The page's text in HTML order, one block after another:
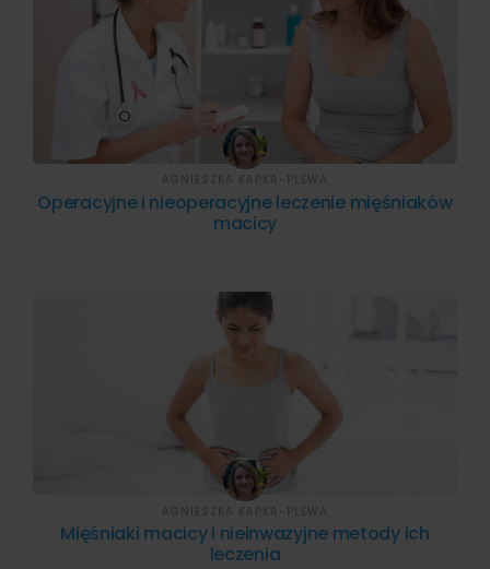
Operacyjne i nieoperacyjne leczenie mięśniaków
macicy
AGNIESZKA KAPKA-PLEWA
Mięśniaki macicy i nieinwazyjne metody ich
leczenia
AGNIESZKA KAPKA-PLEWA